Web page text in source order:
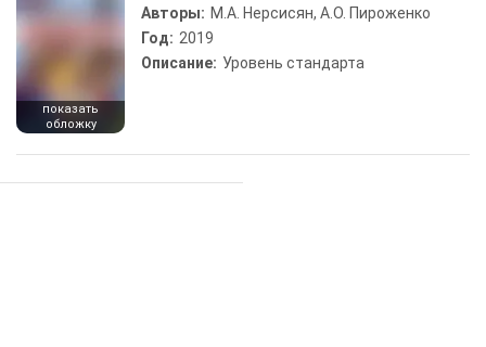
показать
обложку
Авторы: М.А. Нерсисян, А.О. Пироженко
Год: 2019
Описание: Уровень стандарта